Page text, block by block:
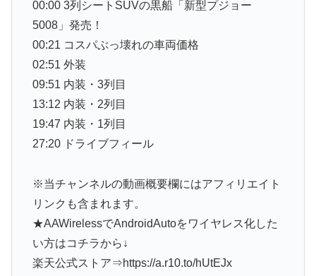
00:00 3列シートSUVの黒船「新型プジョー
5008」発売！
00:21 コスパぶっ壊れの車両価格
02:51 外装
09:51 内装・3列目
13:12 内装・2列目
19:47 内装・1列目
27:20 ドライブフィール
※当チャンネルの動画概要欄にはアフィリエイト
リンクも含まれます。
★AAWirelessでAndroidAutoをワイヤレス化した
い方はコチラから↓
楽天公式ストア⇒https://a.r10.to/hUtEJx